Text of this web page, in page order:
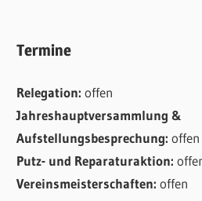
Termine
Relegation:offen
Jahreshauptversammlung &
Aufstellungsbesprechung:offen
Putz- und Reparaturaktion:
Vereinsmeisterschaften:offen